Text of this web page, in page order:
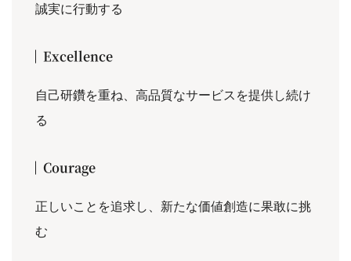
誠実に行動する
Excellence
自己研鑽を重ね、高品質なサービスを提供し続け
る
Courage
正しいことを追求し、新たな価値創造に果敢に挑
む